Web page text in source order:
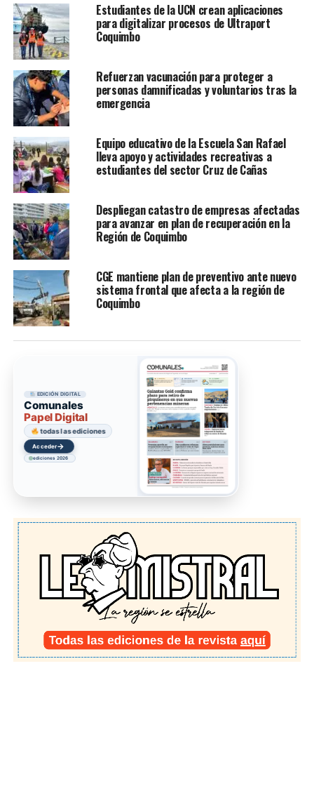
Estudiantes de la UCN crean aplicaciones
para digitalizar procesos de Ultraport
Coquimbo
Refuerzan vacunación para proteger a
personas damnificadas y voluntarios tras la
emergencia
Equipo educativo de la Escuela San Rafael
lleva apoyo y actividades recreativas a
estudiantes del sector Cruz de Cañas
Despliegan catastro de empresas afectadas
para avanzar en plan de recuperación en la
Región de Coquimbo
CGE mantiene plan de preventivo ante nuevo
sistema frontal que afecta a la región de
Coquimbo
EDICIÓN DIGITAL
Comunales
Papel Digital
todas las ediciones
Acceder→
ediciones 2026